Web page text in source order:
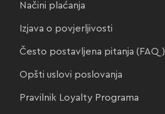
Načini plaćanja
Izjava o povjerljivosti
Često postavljena pitanja (FAQ)
Opšti uslovi poslovanja
Pravilnik Loyalty Programa